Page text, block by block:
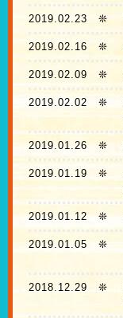
2019.02.23 ❊
2019.02.16 ❊
2019.02.09 ❊
2019.02.02 ❊
2019.01.26❊
2019.01.19 ❊
2019.01.12❊
2019.01.05 ❊
2018.12.29 ❊